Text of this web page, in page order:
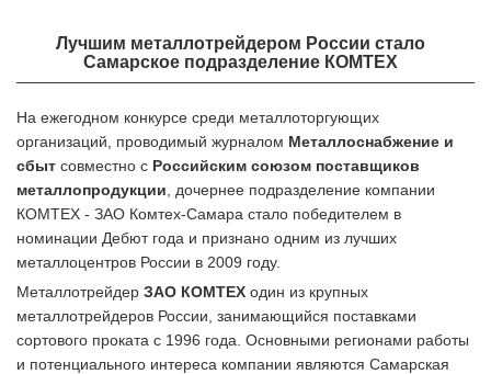
Лучшим металлотрейдером России стало
Самарское подразделение КОМТЕХ
На ежегодном конкурсе среди металлоторгующих
организаций, проводимый журналом Металлоснабжение и
сбыт совместно с Российским союзом поставщиков
металлопродукции , дочернее подразделение компании
КОМТЕХ - ЗАО Комтех-Самара стало победителем в
номинации Дебют года и признано одним из лучших
металлоцентров России в 2009 году.
Металлотрейдер ЗАО КОМТЕХ один из крупных
металлотрейдеров России, занимающийся поставками
сортового проката с 1996 года. Основными регионами работы
и потенциального интереса компании являются Самарская